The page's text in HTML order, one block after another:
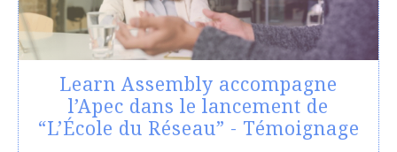
Learn Assembly accompagne
l’Apec dans le lancement de
“L’École du Réseau” - Témoignage